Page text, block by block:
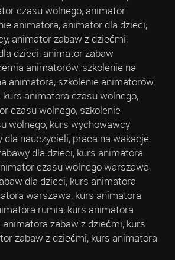
czasu wolnego, animator
animatora, animator dla dzieci,
animator zabaw z dziećmi,
dzieci, animator zabaw
animatorów, szkolenie na
animatora, szkolenie animatorów,
animatora czasu wolnego,
czasu wolnego, szkolenie
wolnego, kurs wychowawcy
dla nauczycieli, praca na wakacje,
dla dzieci, kurs animatora
czasu wolnego warszawa,
dla dzieci, kurs animatora
warszawa, kurs animatora
rumia, kurs animatora
zabaw z dziećmi, kurs
zabaw z dziećmi, kurs animatora